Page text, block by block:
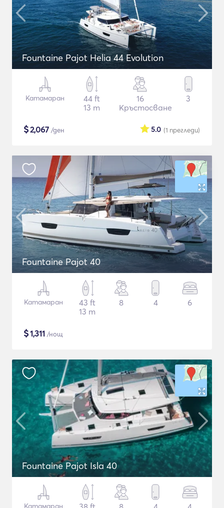
Fountaine Pajot Helia 44 Evolution
Катамаран
44 ft
13 m
16
Кръстосване
3
$2,067 /ден (1 прегледи)
5.0
Fountaine Pajot 40
Катамаран
43 ft
13 m
8 4 6
$1,311 /нощ
Fountaine Pajot Isla 40
Катамаран